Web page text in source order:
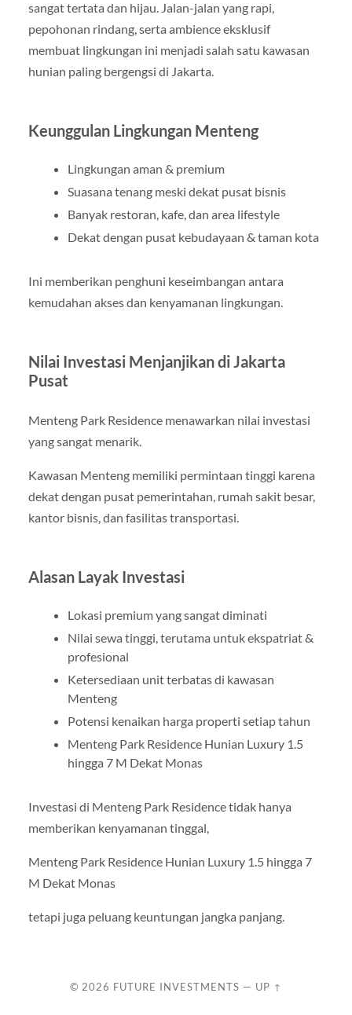
sangat tertata dan hijau. Jalan-jalan yang rapi,
pepohonan rindang, serta ambience eksklusif
membuat lingkungan ini menjadi salah satu kawasan
hunian paling bergengsi di Jakarta.
Keunggulan Lingkungan Menteng
Lingkungan aman & premium
Suasana tenang meski dekat pusat bisnis
Banyak restoran, kafe, dan area lifestyle
Dekat dengan pusat kebudayaan & taman kota
Ini memberikan penghuni keseimbangan antara
kemudahan akses dan kenyamanan lingkungan.
Nilai Investasi Menjanjikan di Jakarta
Pusat
Menteng Park Residence menawarkan nilai investasi
yang sangat menarik.
Kawasan Menteng memiliki permintaan tinggi karena
dekat dengan pusat pemerintahan, rumah sakit besar,
kantor bisnis, dan fasilitas transportasi.
Alasan Layak Investasi
Lokasi premium yang sangat diminati
Nilai sewa tinggi, terutama untuk ekspatriat &
profesional
Ketersediaan unit terbatas di kawasan
Menteng
Potensi kenaikan harga properti setiap tahun
Menteng Park Residence Hunian Luxury 1.5
hingga 7 M Dekat Monas
Investasi di Menteng Park Residence tidak hanya
memberikan kenyamanan tinggal,
Menteng Park Residence Hunian Luxury 1.5 hingga 7
M Dekat Monas
tetapi juga peluang keuntungan jangka panjang.
© 2026 FUTURE INVESTMENTS — UP ↑